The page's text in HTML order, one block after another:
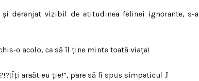
deranjat vizibil de atitudinea felinei ignorante, s-a
o acolo, ca să îl ține minte toată viața!
araăt eu ție!”, pare să fi spus simpaticul J